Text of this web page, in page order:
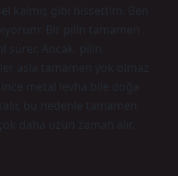
kalmış gibi hissettim. Ben
Bir pilin tamamen
sürer. Ancak, pilin
asla tamamen yok olmaz
ince metal levha bile doğa
bu nedenle tamamen
daha uzun zaman alır.